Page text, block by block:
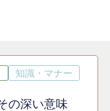
知識・マナー
の深い意味